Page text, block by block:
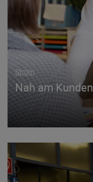
Strom
Nah am Kunden